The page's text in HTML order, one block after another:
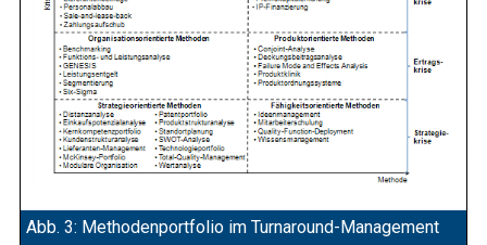
Abb. 3: Methodenportfolio im Turnaround-Management